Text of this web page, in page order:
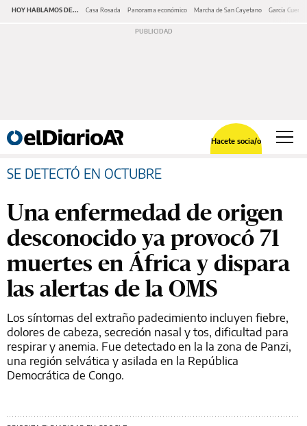
HOY HABLAMOS DE... Casa Rosada Panorama económico Marcha de San Cayetano García Cuerva
Hacete socia/o
SE DETECTÓ EN OCTUBRE
Una enfermedad de origen
desconocido ya provocó 71
muertes en África y dispara
las alertas de la OMS
Los síntomas del extraño padecimiento incluyen fiebre,
dolores de cabeza, secreción nasal y tos, dificultad para
respirar y anemia. Fue detectado en la la zona de Panzi,
una región selvática y asilada en la República
Democrática de Congo.